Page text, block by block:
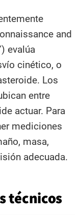
and
evalúa
cinético, o
Los
entre
actuar. Para
mediciones
masa,
adecuada.
técnicos